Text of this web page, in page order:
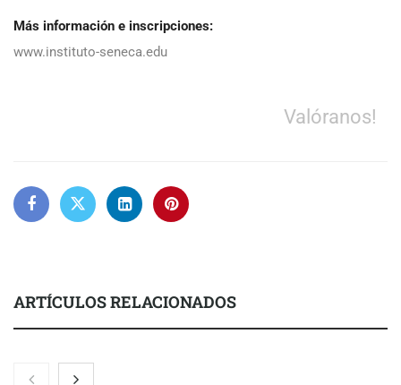
Más información e inscripciones:
www.instituto-seneca.edu
Valóranos!
ARTÍCULOS RELACIONADOS
Brisas del Estrecho abastece a la hostelería de Sevilla